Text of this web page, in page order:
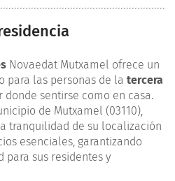
Novaedat Mutxamel ofrece un
para las personas de la tercera
donde sentirse como en casa.
de Mutxamel (03110),
tranquilidad de su localización
esenciales, garantizando
para sus residentes y